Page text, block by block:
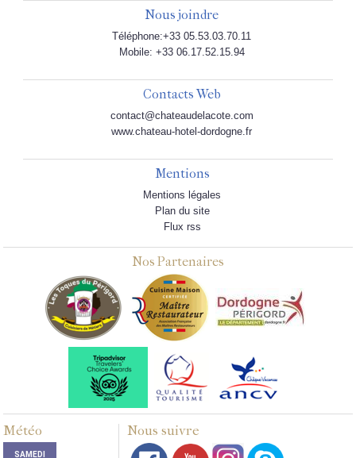
Nous joindre
Téléphone:+33 05.53.03.70.11
Mobile: +33 06.17.52.15.94
Contacts Web
contact@chateaudelacote.com
www.chateau-hotel-dordogne.fr
Mentions
Mentions légales
Plan du site
Flux rss
Nos Partenaires
Météo Nous suivre